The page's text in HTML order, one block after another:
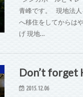
青峰です。 現地法人
へ移住をしてからは
げ 現地…
Don’t forget
2015.12.06